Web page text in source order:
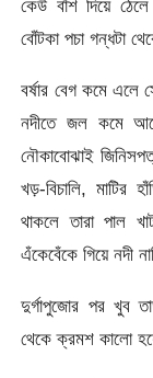
কেউ বাঁশ দিয়ে
বোঁটকা পচা গন্ধটা
বর্ষার বেগ কমে এলে
নদীতে জল কমে
নৌকাবোঝাই
খড়-বিচালি, মাটির
থাকলে তারা পাল
এঁকেবেঁকে গিয়ে নদী
দুর্গাপুজোর পর খুব
থেকে ক্রমশ কালো